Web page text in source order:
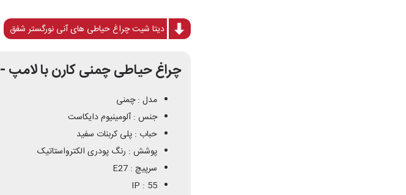
چراغ حیاطی چمنی کارن با لامپ
مدل : چمنی
جنس : آلومینیوم دایکاست
حباب : پلی کربنات سفید
پوشش : رنگ پودری الکترواستاتیک
سرپیچ : E27
IP : 55
دیتا شیت چراغ حیاطی های آنی نورگستر شفق